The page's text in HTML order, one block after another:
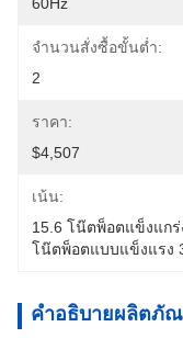
จำนวนสั่งซื้อขั้นต่ำ:
2
ราคา:
$4,507
เน้น:
15.6 โน๊ตพ็อตแข็งแกร่
โน๊ตพ็อตแบบแข็งแรง
คำอธิบายผลิตภั